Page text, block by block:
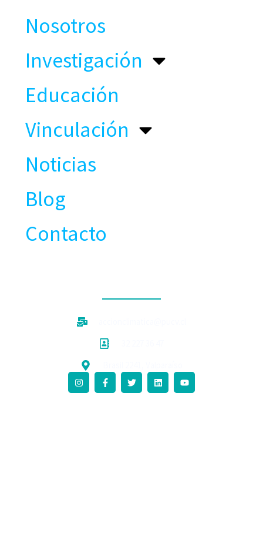
Nosotros
Investigación
Educación
Vinculación
Noticias
Blog
Contacto